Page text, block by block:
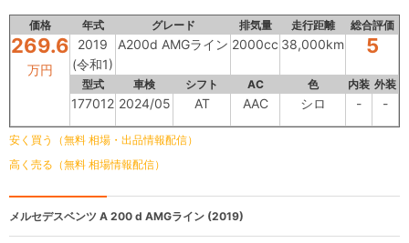
価格 年式 グレード 排気量 走行距離 総合評価
269.6
万円
2019
(令和1)
A200d AMGライン 2000cc 38,000km 5
型式 車検 シフト AC 色 内装 外装
177012 2024/05 AT AAC シロ - -
安く買う（無料 相場・出品情報配信）
高く売る（無料 相場情報配信）
メルセデスベンツ A 200 d AMGライン (2019)